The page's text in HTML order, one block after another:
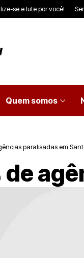
se e lute por você!
Quem somos
paralisadas em
de